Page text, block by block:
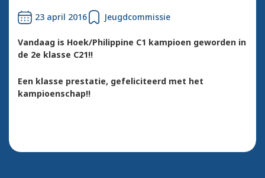
23 april 2016 Jeugdcommissie
Vandaag is Hoek/Philippine C1 kampioen geworden in
de 2e klasse C21!!
Een klasse prestatie, gefeliciteerd met het
kampioenschap!!